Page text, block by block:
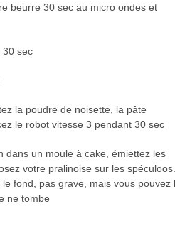
beurre 30 sec au micro ondes et
30 sec
la poudre de noisette, la pâte
le robot vitesse 3 pendant 30 sec
dans un moule à cake, émiettez les
votre pralinoise sur les
fond, pas grave, mais vous pouvez
ne tombe